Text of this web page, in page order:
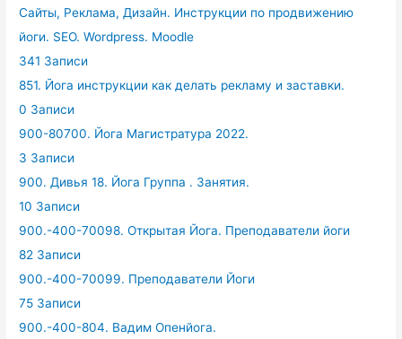
Сайты, Реклама, Дизайн. Инструкции по продвижению
йоги. SEO. Wordpress. Moodle
341 Записи
851. Йога инструкции как делать рекламу и заставки.
0 Записи
900-80700. Йога Магистратура 2022.
3 Записи
900. Дивья 18. Йога Группа . Занятия.
10 Записи
900.-400-70098. Открытая Йога. Преподаватели йоги
82 Записи
900.-400-70099. Преподаватели Йоги
75 Записи
900.-400-804. Вадим Опенйога.